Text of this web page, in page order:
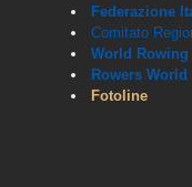
Federazione
Comitato
World Rowing
Rowers World
Fotoline